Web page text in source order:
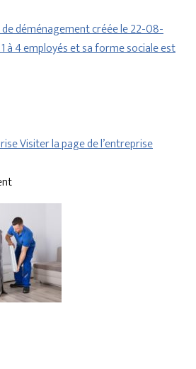
déménagement créée le 22-08-
à 4 employés et sa forme sociale est
Visiter la page de l’entreprise